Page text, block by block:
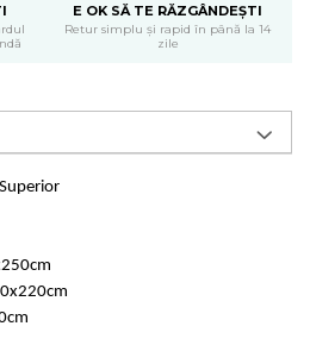
DubluE OK SĂ TE RĂZGÂNDEȘTI
Retur simplu și rapid în până la 14
zile